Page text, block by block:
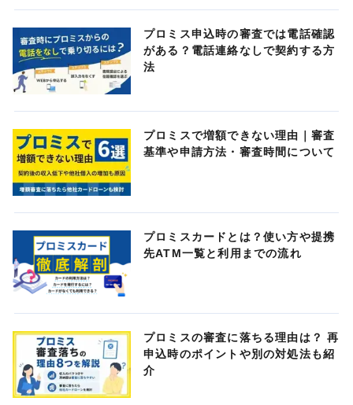
プロミス申込時の審査では電話確認
がある？電話連絡なしで契約する方
法
プロミスで増額できない理由｜審査
基準や申請方法・審査時間について
プロミスカードとは？使い方や提携
先ATM一覧と利用までの流れ
プロミスの審査に落ちる理由は？ 再
申込時のポイントや別の対処法も紹
介